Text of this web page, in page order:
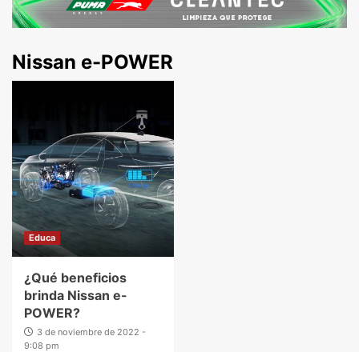
Nissan e-POWER
Educa
¿Qué beneficios
brinda Nissan e-
POWER?
3 de noviembre de 2022 -
9:08 pm